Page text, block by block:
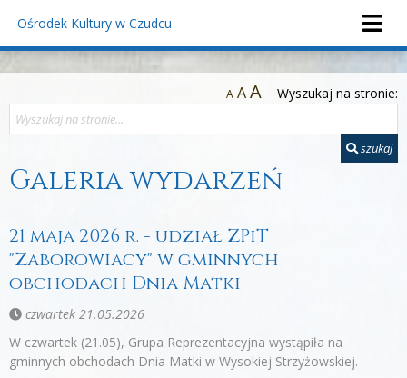
Ośrodek Kultury w Czudcu
A AA Wyszukaj na stronie:
szukaj
Galeria wydarzeń
21 maja 2026 r. - udział ZPiT
"Zaborowiacy" w gminnych
obchodach Dnia Matki
czwartek 21.05.2026
W czwartek (21.05), Grupa Reprezentacyjna wystąpiła na
gminnych obchodach Dnia Matki w Wysokiej Strzyżowskiej.